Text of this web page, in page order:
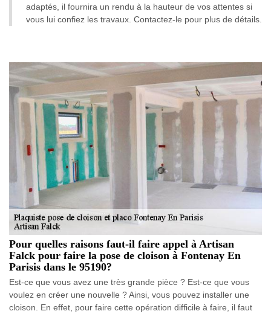
adaptés, il fournira un rendu à la hauteur de vos attentes si
vous lui confiez les travaux. Contactez-le pour plus de détails.
Pour quelles raisons faut-il faire appel à Artisan
Falck pour faire la pose de cloison à Fontenay En
Parisis dans le 95190?
Est-ce que vous avez une très grande pièce ? Est-ce que vous
voulez en créer une nouvelle ? Ainsi, vous pouvez installer une
cloison. En effet, pour faire cette opération difficile à faire, il faut